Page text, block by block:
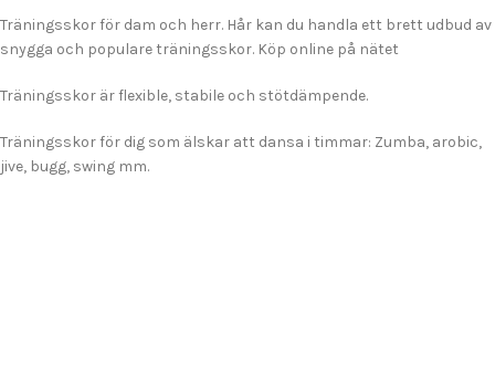
Träningsskor för dam och herr. Hår kan du handla ett brett udbud av
snygga och populare träningsskor. Köp online på nätet
Träningsskor är flexible, stabile och stötdämpende.
Träningsskor för dig som älskar att dansa i timmar: Zumba, arobic,
jive, bugg, swing mm.